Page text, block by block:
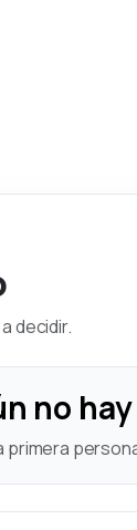
decidir.
no
primera